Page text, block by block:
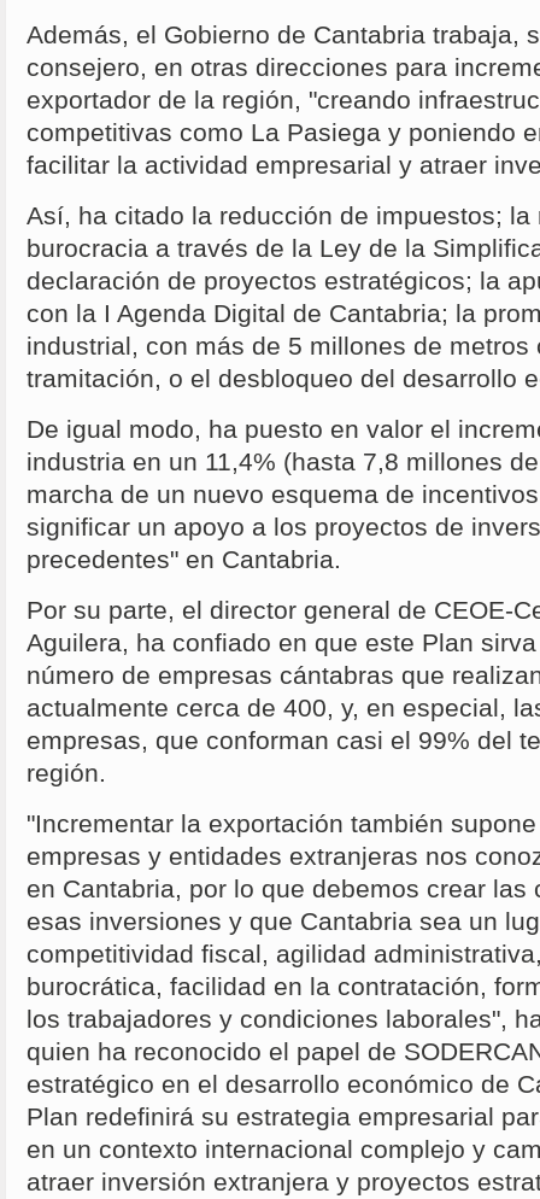
Además, el Gobierno de Cantabria trabaja,
consejero, en otras direcciones para
exportador de la región, "creando
competitivas como La Pasiega y poniendo
facilitar la actividad empresarial y atraer
Así, ha citado la reducción de impuestos; la
burocracia a través de la Ley de la
declaración de proyectos estratégicos; la
con la I Agenda Digital de Cantabria; la
industrial, con más de 5 millones de metros
tramitación, o el desbloqueo del desarrollo
De igual modo, ha puesto en valor el
industria en un 11,4% (hasta 7,8 millones
marcha de un nuevo esquema de
significar un apoyo a los proyectos de
precedentes" en Cantabria.
Por su parte, el director general de CEOE-
Aguilera, ha confiado en que este Plan
número de empresas cántabras que
actualmente cerca de 400, y, en especial,
empresas, que conforman casi el 99% del
región.
"Incrementar la exportación también
empresas y entidades extranjeras nos
en Cantabria, por lo que debemos crear las
esas inversiones y que Cantabria sea un
competitividad fiscal, agilidad
burocrática, facilidad en la contratación,
los trabajadores y condiciones laborales",
quien ha reconocido el papel de
estratégico en el desarrollo económico de
Plan redefinirá su estrategia empresarial
en un contexto internacional complejo y
atraer inversión extranjera y proyectos